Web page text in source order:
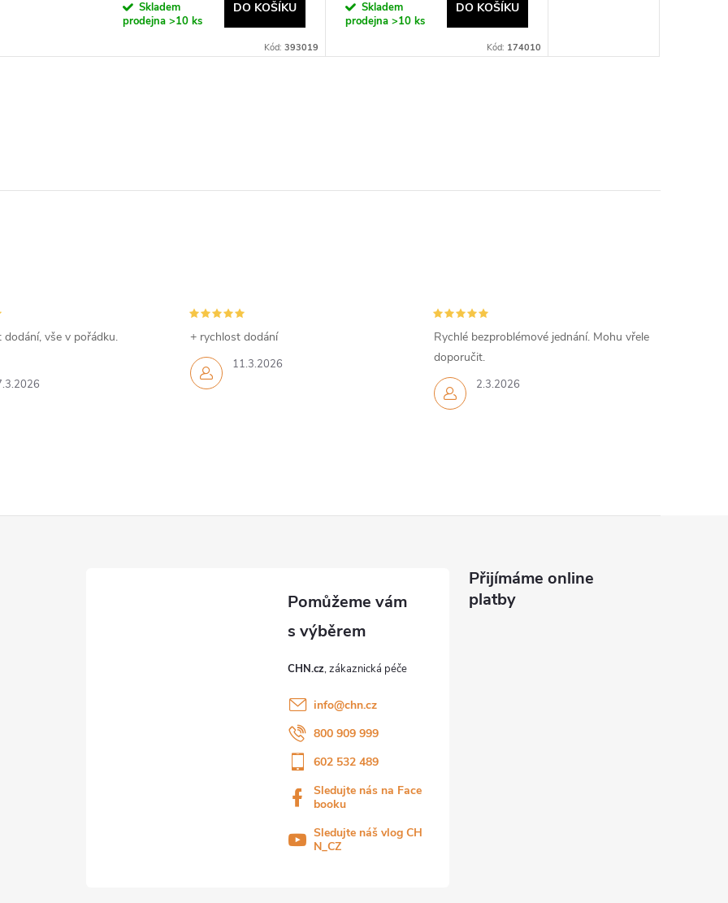
Skladem
prodejna >10 ks
DO KOŠÍKU
Kód: 393019
Skladem
prodejna >10 ks
DO KOŠÍKU
Kód: 174010
vše v pořádku.
11.3.2026
+ rychlost dodání
2.3.2026
Rychlé bezproblémové jednání. Mohu vřele
doporučit.
CHN.cz
info@chn.cz
800 909 999
602 532 489
Sledujte nás na Face
booku
Sledujte náš vlog CH
N_CZ
Přijímáme online
platby